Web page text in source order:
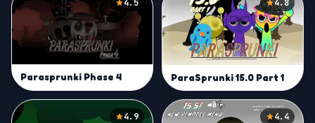
4.5
Parasprunki Phase 4
4.8
ParaSprunki 15.0 Part 1
4.9 4.4